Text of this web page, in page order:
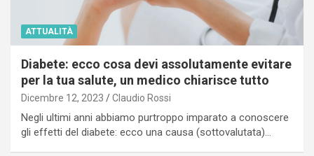
ATTUALITÀ
Diabete: ecco cosa devi assolutamente evitare
per la tua salute, un medico chiarisce tutto
Dicembre 12, 2023 Claudio Rossi
Negli ultimi anni abbiamo purtroppo imparato a conoscere
gli effetti del diabete: ecco una causa (sottovalutata)…